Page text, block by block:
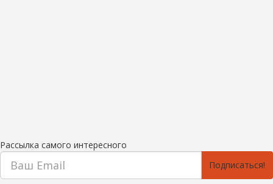
Рассылка самого интересного
Подписаться!